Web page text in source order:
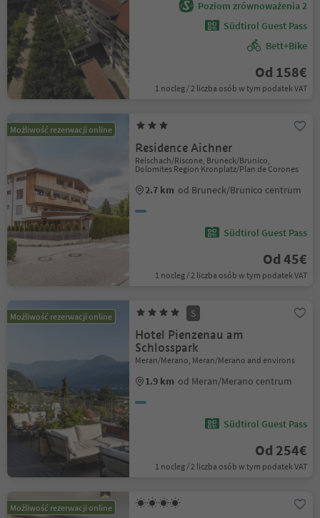
Poziom zrównoważenia 2
Südtirol Guest Pass
Bett+Bike
Od 158€
1 nocleg / 2 liczba osób w tym podatek VAT
Możliwość rezerwacji online
Residence Aichner
Reischach/Riscone, Bruneck/Brunico,
Dolomites Region Kronplatz/Plan de Corones
2.7 km od Bruneck/Brunico centrum
Südtirol Guest Pass
Od 45€
1 nocleg / 2 liczba osób w tym podatek VAT
Możliwość rezerwacji online S
Hotel Pienzenau am
Schlosspark
Meran/Merano, Meran/Merano and environs
1.9 km od Meran/Merano centrum
Südtirol Guest Pass
Od 254€
1 nocleg / 2 liczba osób w tym podatek VAT
Możliwość rezerwacji online